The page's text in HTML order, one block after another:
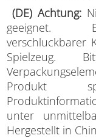
(DE) Achtung:
geeignet.
verschluckbarer
Spielzeug.
Produkt
unter
Hergestellt in